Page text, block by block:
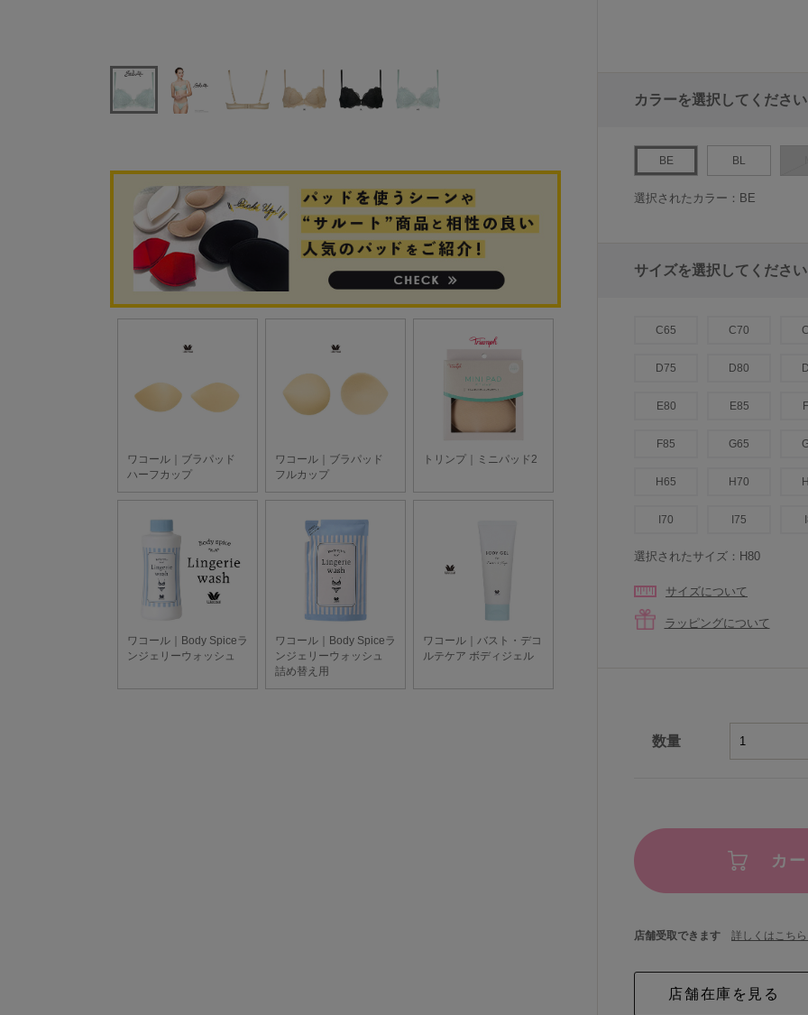
カラーを選択してください
BE BL
選択されたカラー：BE
サイズを選択してください
C65 C70
D75 D80
E80 E85
F85 G65
H65 H70
I70 I75
選択されたサイズ：H80
サイズについて
ラッピングについて
数量
カ
店舗受取できます 詳しくはこち